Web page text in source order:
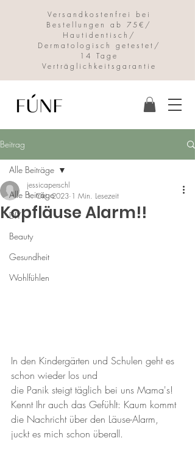
Versandkostenfrei bei
Bestellungen ab 75€/
Hautidentisch/
Dermatologisch getestet/
14 Tage
Verträglichkeitsgarantie
Beitrag
Alle Beiträge
DIY
Beauty
Gesundheit
Wohlfühlen
Alle Beiträge
Kopfläuse Alarm!!
jessicaperschl
1. Okt. 2023 1 Min. Lesezeit
In den Kindergärten und Schulen geht es
schon wieder los und
die Panik steigt täglich bei uns Mama's!
Kennt Ihr auch das Gefühlt: Kaum kommt
die Nachricht über den Läuse-Alarm,
juckt es mich schon überall.